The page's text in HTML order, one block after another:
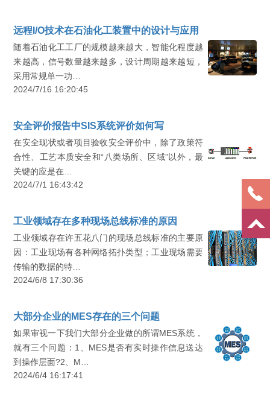
远程I/O技术在石油化工装置中的设计与应用
随着石油化工工厂的规模越来越大，智能化程度越
来越高，信号数量越来越多，设计周期越来越短，
采用常规单一功…
2024/7/16 16:20:45
安全评价报告中SIS系统评价如何写
在安全现状或者项目验收安全评价中，除了政策符
合性、工艺本质安全和“八类场所、区域”以外，最
关键的应是在…
2024/7/1 16:43:42
工业领域存在多种现场总线标准的原因
工业领域存在许五花八门的现场总线标准的主要原
因：工业现场有各种网络拓扑类型；工业现场需要
传输的数据的特…
2024/6/8 17:30:36
大部分企业的MES存在的三个问题
如果审视一下我们大部分企业做的所谓MES系统，
就有三个问题：1、MES是否有实时操作信息送达
到操作层面?2、M…
2024/6/4 16:17:41